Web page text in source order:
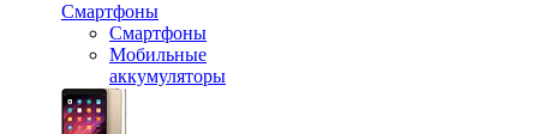
Смартфоны
Смартфоны
Мобильные
аккумуляторы